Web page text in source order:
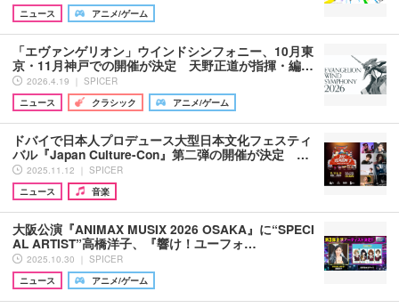
ニュース
アニメ/ゲーム
「エヴァンゲリオン」ウインドシンフォニー、10月東
京・11月神戸での開催が決定 天野正道が指揮・編…
2026.4.19 ｜ SPICER
ニュース
クラシック アニメ/ゲーム
ドバイで日本人プロデュース大型日本文化フェスティ
バル『Japan Culture-Con』第二弾の開催が決定 …
2025.11.12 ｜ SPICER
ニュース
音楽
大阪公演『ANIMAX MUSIX 2026 OSAKA』に“SPECI
AL ARTIST”高橋洋子、『響け！ユーフォ…
2025.10.30 ｜ SPICER
ニュース
アニメ/ゲーム